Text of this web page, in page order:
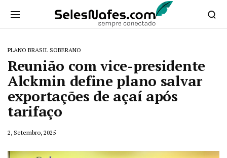
PLANO BRASIL SOBERANO
Reunião com vice-presidente
Alckmin define plano salvar
exportações de açaí após
tarifaço
2, Setembro, 2025